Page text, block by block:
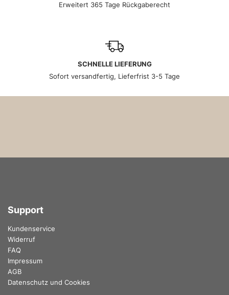
Erweitert 365 Tage Rückgaberecht
SCHNELLE LIEFERUNG
Sofort versandfertig, Lieferfrist 3-5 Tage
Support
Kundenservice
Widerruf
FAQ
Impressum
AGB
Datenschutz und Cookies